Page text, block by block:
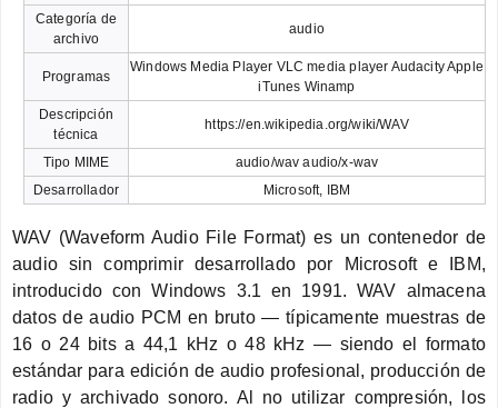
Categoría de
archivo
audio
Programas
Windows Media Player VLC media player Audacity Apple
iTunes Winamp
Descripción
técnica
https://en.wikipedia.org/wiki/WAV
Tipo MIME
audio/wav audio/x-wav
Desarrollador
Microsoft, IBM
WAV (Waveform Audio File Format) es un contenedor de
audio sin comprimir desarrollado por Microsoft e IBM,
introducido con Windows 3.1 en 1991. WAV almacena
datos de audio PCM en bruto — típicamente muestras de
16 o 24 bits a 44,1 kHz o 48 kHz — siendo el formato
estándar para edición de audio profesional, producción de
radio y archivado sonoro. Al no utilizar compresión, los